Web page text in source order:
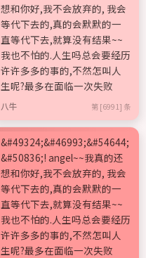
想和你好,我不会放弃的, 我会
等代下去的,真的会默默的一
直等代下去,就算没有结果~~
我也不怕的.人生吗总会要经历
许许多多的事的,不然怎叫人
生呢?最多在面临一次失败
八牛 第 [6991] 条
&#49324;&#46993;&#54644;
&#50836;! angel~~我真的还
想和你好,我不会放弃的, 我会
等代下去的,真的会默默的一
直等代下去,就算没有结果~~
我也不怕的.人生吗总会要经历
许许多多的事的,不然怎叫人
生呢?最多在面临一次失败